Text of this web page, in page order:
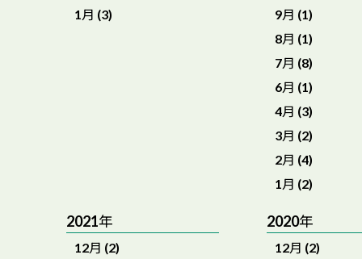
1月 (3)
9月 (1)
8月 (1)
7月 (8)
6月 (1)
4月 (3)
3月 (2)
2月 (4)
1月 (2)
2021年
12月 (2)
2020年
12月 (2)